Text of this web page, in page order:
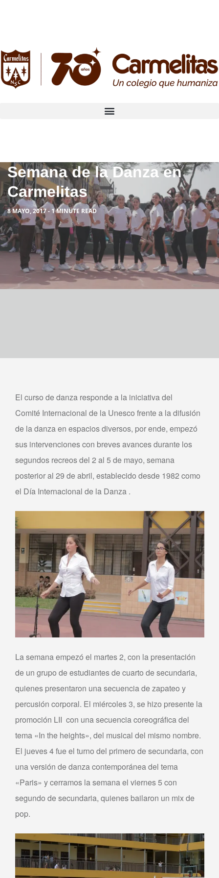
Semana de la Danza en
Carmelitas
8 MAYO, 2017 - 1 MINUTE READ
El curso de danza responde a la iniciativa del
Comité Internacional de la Unesco frente a la difusión
de la danza en espacios diversos, por ende, empezó
sus intervenciones con breves avances durante los
segundos recreos del 2 al 5 de mayo, semana
posterior al 29 de abril, establecido desde 1982 como
el Día Internacional de la Danza .
La semana empezó el martes 2, con la presentación
de un grupo de estudiantes de cuarto de secundaria,
quienes presentaron una secuencia de zapateo y
percusión corporal. El miércoles 3, se hizo presente la
promoción LII con una secuencia coreográfica del
tema «In the heights», del musical del mismo nombre.
El jueves 4 fue el turno del primero de secundaria, con
una versión de danza contemporánea del tema
«Paris» y cerramos la semana el viernes 5 con
segundo de secundaria, quienes bailaron un mix de
pop.